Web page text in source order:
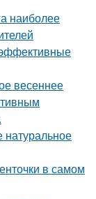
наиболее
весеннее
в самом